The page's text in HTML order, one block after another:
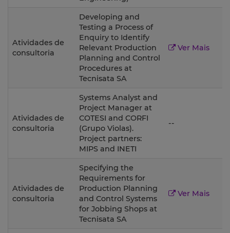
Atividades de
consultoria
Developing and
Testing a Process of
Enquiry to Identify
Relevant Production
Planning and Control
Procedures at
Tecnisata SA
Ver Mais
Atividades de
consultoria
Systems Analyst and
Project Manager at
COTESI and CORFI
(Grupo Violas).
Project partners:
MIPS and INETI
--
Atividades de
consultoria
Specifying the
Requirements for
Production Planning
and Control Systems
for Jobbing Shops at
Tecnisata SA
Ver Mais